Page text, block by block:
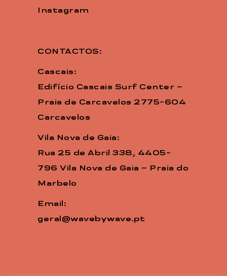
Instagram
CONTACTOS:
Cascais:
Edifício Cascais Surf Center –
Praia de Carcavelos 2775-604
Carcavelos
Vila Nova de Gaia:
Rua 25 de Abril 338, 4405-
796 Vila Nova de Gaia – Praia do
Marbelo
Email:
geral@wavebywave.pt